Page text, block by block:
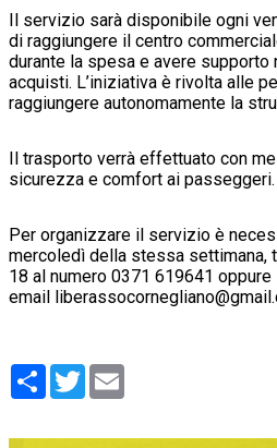
Il servizio sarà disponibile ogni
di raggiungere il centro
durante la spesa e avere
acquisti. L’iniziativa è rivolta alle
raggiungere autonomamente la
Il trasporto verrà effettuato con
sicurezza e comfort ai passeggeri.
Per organizzare il servizio è
mercoledì della stessa settimana,
18 al numero 0371 619641
email
Condividi
Twitter